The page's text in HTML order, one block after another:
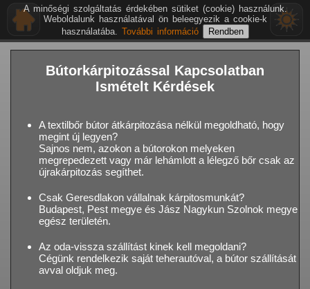
Bútorkárpitozással Kapcsolatban
Ismételt Kérdések
A textilbőr bútor átkárpitozása nélkül megoldható, hogy
megint új legyen?
Sajnos nem, azokon a bútorokon melyeken
megrepedezett vagy már lehámlott a lélegző bőr csak az
újrakárpitozás segíthet.
Csak Geresdlakon vállalnak kárpitosmunkát?
Budapest, Pest megye és Jász Nagykun Szolnok megye
egész területén.
Az oda-vissza szállítást kinek kell megoldani?
Cégünk rendelkezik saját teherautóval, a bútor szállítását
avval oldjuk meg.
A minőségi szolgáltatás érdekében sütiket (cookie) használunk.
Weboldalunk használatával ön beleegyezik a cookie-k
használatába. További információ